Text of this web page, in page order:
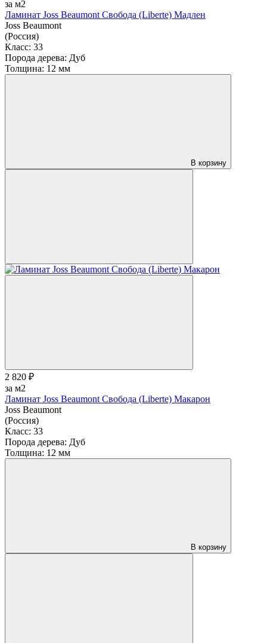
за м2
Ламинат Joss Beaumont Свобода (Liberte) Мадлен
Joss Beaumont
(Россия)
Класс: 33
Порода дерева: Дуб
Толщина: 12 мм
В корзину
2 820 ₽
за м2
Ламинат Joss Beaumont Свобода (Liberte) Макарон
Joss Beaumont
(Россия)
Класс: 33
Порода дерева: Дуб
Толщина: 12 мм
В корзину